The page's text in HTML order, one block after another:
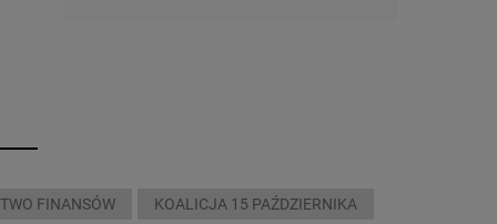
FINANSÓW KOALICJA 15 PAŹDZIERNIKA